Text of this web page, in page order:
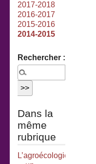
2017-2018
2016-2017
2015-2016
2014-2015
Rechercher :
Dans la
même
rubrique
L’agroécologie :